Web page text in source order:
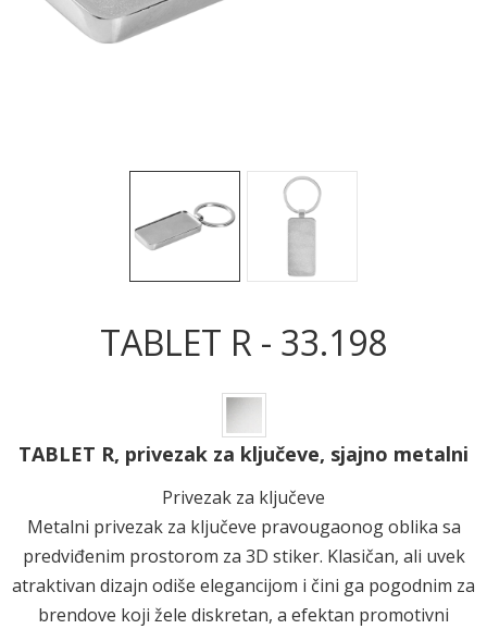
Sledeće
TABLET R - 33.198
TABLET R, privezak za ključeve, sjajno metalni
Privezak za ključeve
Metalni privezak za ključeve pravougaonog oblika sa
predviđenim prostorom za 3D stiker. Klasičan, ali uvek
atraktivan dizajn odiše elegancijom i čini ga pogodnim za
brendove koji žele diskretan, a efektan promotivni